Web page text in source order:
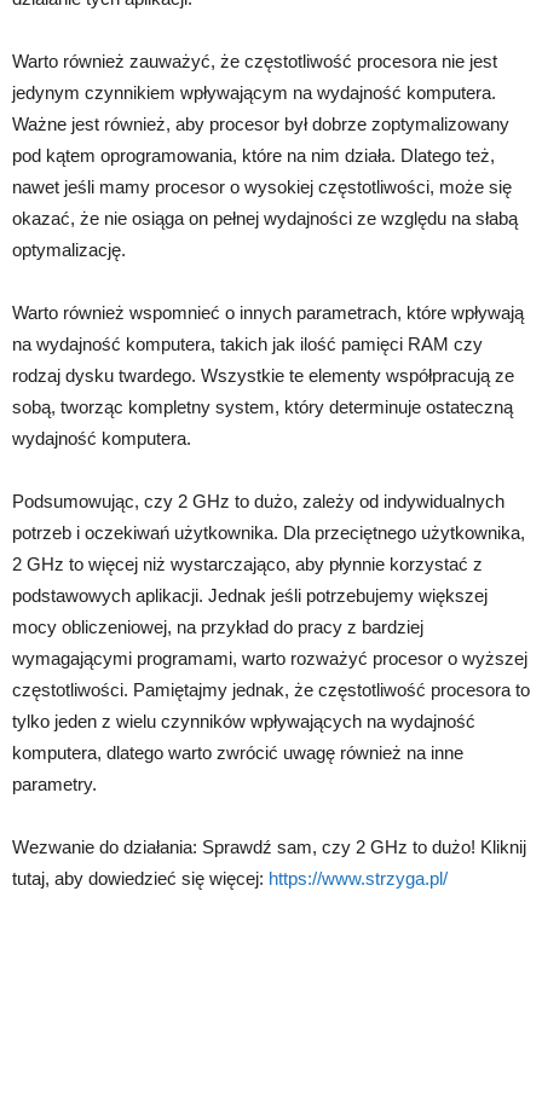
Warto również zauważyć, że częstotliwość procesora nie jest
jedynym czynnikiem wpływającym na wydajność komputera.
Ważne jest również, aby procesor był dobrze zoptymalizowany
pod kątem oprogramowania, które na nim działa. Dlatego też,
nawet jeśli mamy procesor o wysokiej częstotliwości, może się
okazać, że nie osiąga on pełnej wydajności ze względu na słabą
optymalizację.
Warto również wspomnieć o innych parametrach, które wpływają
na wydajność komputera, takich jak ilość pamięci RAM czy
rodzaj dysku twardego. Wszystkie te elementy współpracują ze
sobą, tworząc kompletny system, który determinuje ostateczną
wydajność komputera.
Podsumowując, czy 2 GHz to dużo, zależy od indywidualnych
potrzeb i oczekiwań użytkownika. Dla przeciętnego użytkownika,
2 GHz to więcej niż wystarczająco, aby płynnie korzystać z
podstawowych aplikacji. Jednak jeśli potrzebujemy większej
mocy obliczeniowej, na przykład do pracy z bardziej
wymagającymi programami, warto rozważyć procesor o wyższej
częstotliwości. Pamiętajmy jednak, że częstotliwość procesora to
tylko jeden z wielu czynników wpływających na wydajność
komputera, dlatego warto zwrócić uwagę również na inne
parametry.
Wezwanie do działania: Sprawdź sam, czy 2 GHz to dużo! Kliknij
tutaj, aby dowiedzieć się więcej: https://www.strzyga.pl/